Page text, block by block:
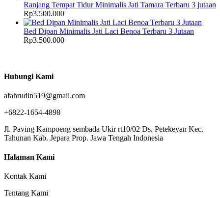
Ranjang Tempat Tidur Minimalis Jati Tamara Terbaru 3 jutaan
Rp3.500.000
Bed Dipan Minimalis Jati Laci Benoa Terbaru 3 Jutaan
Rp3.500.000
Hubungi Kami
afahrudin519@gmail.com
+6822-1654-4898
Jl. Paving Kampoeng sembada Ukir rt10/02 Ds. Petekeyan Kec.
Tahunan Kab. Jepara Prop. Jawa Tengah Indonesia
Halaman Kami
Kontak Kami
Tentang Kami